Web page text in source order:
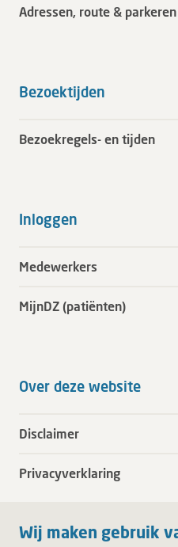
Wij maken gebruik
Adressen, route & parkeren
Bezoektijden
Bezoekregels- en tijden
Inloggen
Medewerkers
MijnDZ (patiënten)
Over deze website
Disclaimer
Privacyverklaring